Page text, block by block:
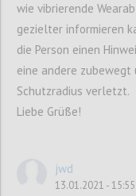
wie vibrierende
gezielter informieren
die Person einen
eine andere zubewegt
Schutzradius verletzt.
Liebe Grüße!
jwd
13.01.2021 - 15:55